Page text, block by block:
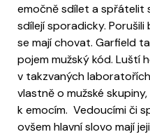
emočně sdílet a spřátelit
sdílejí sporadicky.
se mají chovat. Garfield
pojem mužský kód. Luští
v takzvaných
vlastně o mužské
k emocím. Vedoucími či
ovšem hlavní slovo mají